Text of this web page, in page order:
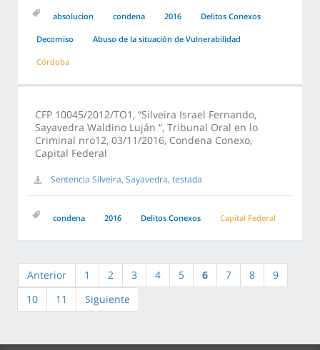
absolucion condena 2016 Delitos Conexos
Decomiso Abuso de la situación de Vulnerabilidad
Córdoba
CFP 10045/2012/TO1, “Silveira Israel Fernando,
Sayavedra Waldino Luján “, Tribunal Oral en lo
Criminal nro12, 03/11/2016, Condena Conexo,
Capital Federal
Sentencia Silveira, Sayavedra, testada
condena 2016 Delitos Conexos Capital Federal
Anterior 1 2 3 4 5 6 7 8
9
10
11 Siguiente